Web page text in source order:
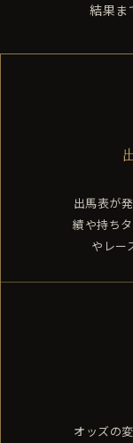
結果ま
出馬表が
績や持ち
やレー
オッズの